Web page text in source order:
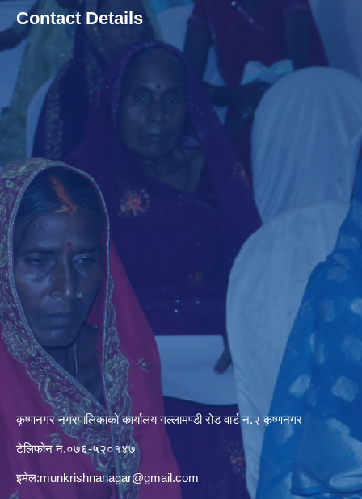
Contact Details
कृष्णनगर नगरपालिकाको कार्यालय गल्लामण्डी रोड वार्ड न.२ कृष्णनगर
टेलिफोन न.०७६-५२०१४७
इमेल:munkrishnanagar@gmail.com